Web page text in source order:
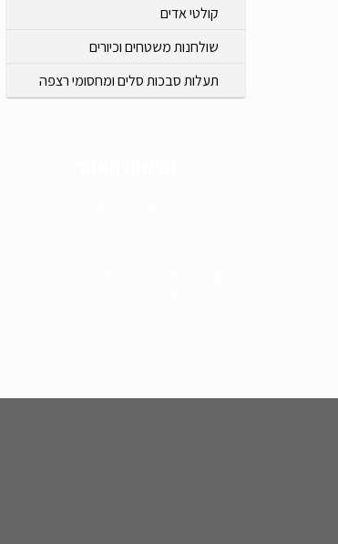
קולטי אדים
שולחנות משטחים וכיורים
תעלות סבכות סלים ומחסומי רצפה